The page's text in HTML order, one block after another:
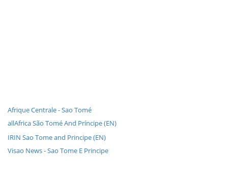
Afrique Centrale - Sao Tomé
allAfrica São Tomé And Príncipe (EN)
IRIN Sao Tome and Principe (EN)
Visao News - Sao Tome E Principe